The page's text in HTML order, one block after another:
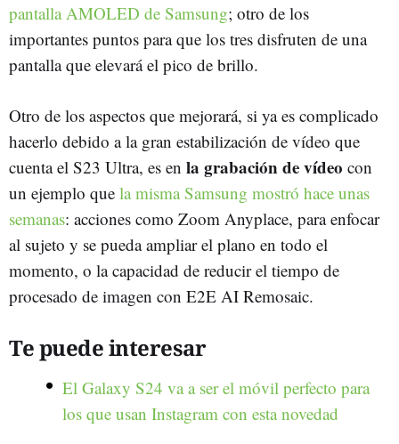
pantalla AMOLED de Samsung; otro de los
importantes puntos para que los tres disfruten de una
pantalla que elevará el pico de brillo.
Otro de los aspectos que mejorará, si ya es complicado
hacerlo debido a la gran estabilización de vídeo que
cuenta el S23 Ultra, es en la grabación de vídeo con
un ejemplo que la misma Samsung mostró hace unas
semanas: acciones como Zoom Anyplace, para enfocar
al sujeto y se pueda ampliar el plano en todo el
momento, o la capacidad de reducir el tiempo de
procesado de imagen con E2E AI Remosaic.
Te puede interesar
El Galaxy S24 va a ser el móvil perfecto para
los que usan Instagram con esta novedad